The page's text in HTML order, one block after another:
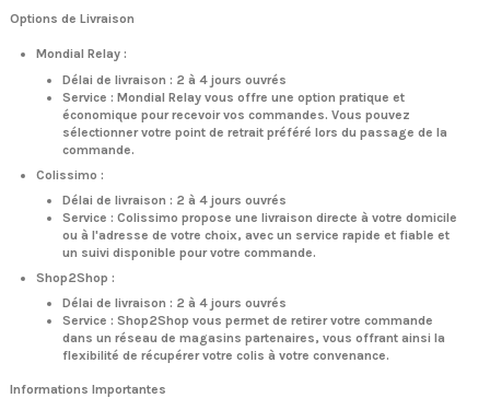
Options de Livraison
Mondial Relay :
Délai de livraison : 2 à 4 jours ouvrés
Service : Mondial Relay vous offre une option pratique et
économique pour recevoir vos commandes. Vous pouvez
sélectionner votre point de retrait préféré lors du passage de la
commande.
Colissimo :
Délai de livraison : 2 à 4 jours ouvrés
Service : Colissimo propose une livraison directe à votre domicile
ou à l'adresse de votre choix, avec un service rapide et fiable et
un suivi disponible pour votre commande.
Shop2Shop :
Délai de livraison : 2 à 4 jours ouvrés
Service : Shop2Shop vous permet de retirer votre commande
dans un réseau de magasins partenaires, vous offrant ainsi la
flexibilité de récupérer votre colis à votre convenance.
Informations Importantes